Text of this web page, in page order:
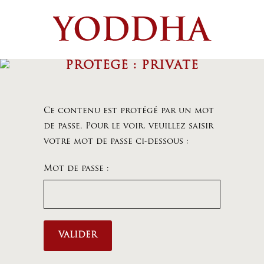
PROTÉGÉ : PRIVATE
Ce contenu est protégé par un mot
de passe. Pour le voir, veuillez saisir
votre mot de passe ci-dessous :
Mot de passe :